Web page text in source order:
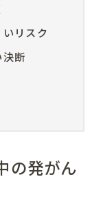
いリスク
決断
の発がん